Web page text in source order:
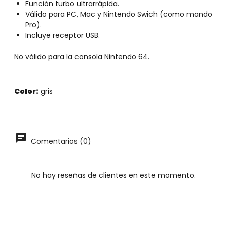
Función turbo ultrarrápida.
Válido para PC, Mac y Nintendo Swich (como mando
Pro).
Incluye receptor USB.
No válido para la consola Nintendo 64.
Color: gris
Comentarios (0)
No hay reseñas de clientes en este momento.